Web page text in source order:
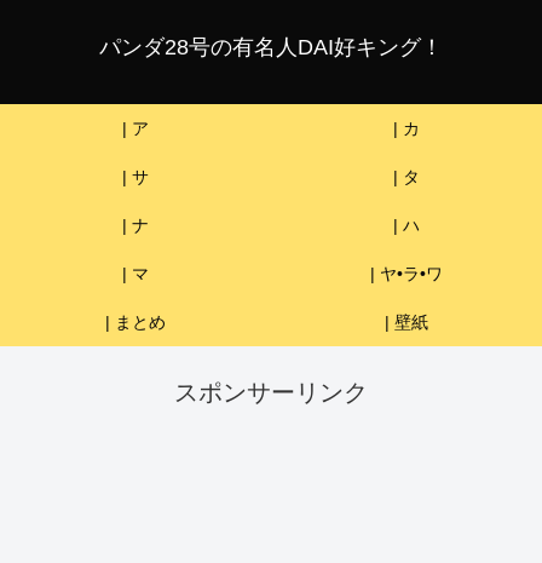
パンダ28号の有名人DAI好キング！
| ア | カ
| サ | タ
| ナ | ハ
| マ | ヤ•ラ•ワ
| まとめ | 壁紙
スポンサーリンク